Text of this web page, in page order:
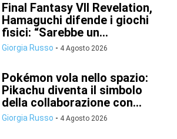
Final Fantasy VII Revelation,
Hamaguchi difende i giochi
fisici: “Sarebbe un...
Giorgia Russo - 4 Agosto 2026
Pokémon vola nello spazio:
Pikachu diventa il simbolo
della collaborazione con...
Giorgia Russo - 4 Agosto 2026